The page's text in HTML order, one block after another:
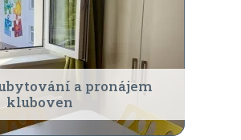
a pronájem
kluboven